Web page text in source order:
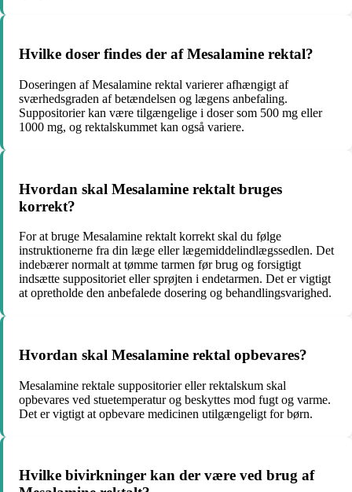
Hvilke doser findes der af Mesalamine rektal?
Doseringen af Mesalamine rektal varierer afhængigt af
sværhedsgraden af ​​betændelsen og lægens anbefaling.
Suppositorier kan være tilgængelige i doser som 500 mg eller
1000 mg, og rektalskummet kan også variere.
Hvordan skal Mesalamine rektalt bruges
korrekt?
For at bruge Mesalamine rektalt korrekt skal du følge
instruktionerne fra din læge eller lægemiddelindlægssedlen. Det
indebærer normalt at tømme tarmen før brug og forsigtigt
indsætte suppositoriet eller sprøjten i endetarmen. Det er vigtigt
at opretholde den anbefalede dosering og behandlingsvarighed.
Hvordan skal Mesalamine rektal opbevares?
Mesalamine rektale suppositorier eller rektalskum skal
opbevares ved stuetemperatur og beskyttes mod fugt og varme.
Det er vigtigt at opbevare medicinen utilgængeligt for børn.
Hvilke bivirkninger kan der være ved brug af